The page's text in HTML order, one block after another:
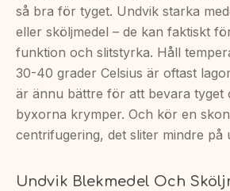
så bra för tyget. Undvik starka
eller sköljmedel – de kan faktiskt
funktion och slitstyrka. Håll
30-40 grader Celsius är oftast
är ännu bättre för att bevara tyget
byxorna krymper. Och kör en
centrifugering, det sliter mindre på
Undvik Blekmedel Och